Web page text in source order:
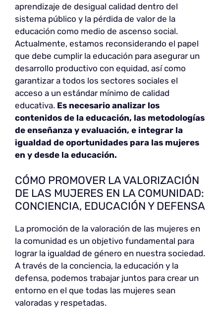
aprendizaje de desigual calidad dentro del
sistema público y la pérdida de valor de la
educación como medio de ascenso social.
Actualmente, estamos reconsiderando el papel
que debe cumplir la educación para asegurar un
desarrollo productivo con equidad, así como
garantizar a todos los sectores sociales el
acceso a un estándar mínimo de calidad
educativa. Es necesario analizar los
contenidos de la educación, las metodologías
de enseñanza y evaluación, e integrar la
igualdad de oportunidades para las mujeres
en y desde la educación.
CÓMO PROMOVER LA VALORIZACIÓN
DE LAS MUJERES EN LA COMUNIDAD:
CONCIENCIA, EDUCACIÓN Y DEFENSA
La promoción de la valoración de las mujeres en
la comunidad es un objetivo fundamental para
lograr la igualdad de género en nuestra sociedad.
A través de la conciencia, la educación y la
defensa, podemos trabajar juntos para crear un
entorno en el que todas las mujeres sean
valoradas y respetadas.